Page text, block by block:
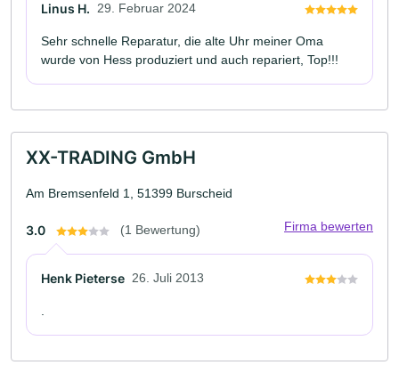
Linus H. 29. Februar 2024
Sehr schnelle Reparatur, die alte Uhr meiner Oma
wurde von Hess produziert und auch repariert, Top!!!
XX-TRADING GmbH
Am Bremsenfeld 1, 51399 Burscheid
3.0 (1 Bewertung) Firma bewerten
Henk Pieterse 26. Juli 2013